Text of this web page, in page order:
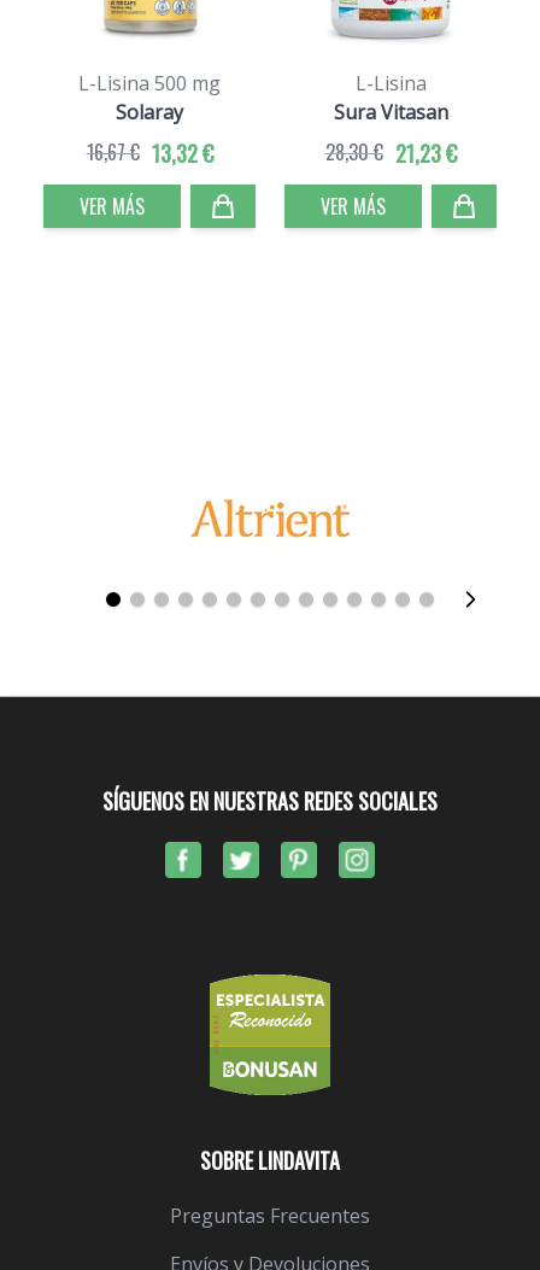
L-Lisina 500 mg
Solaray
13,32 €
16,67 €
VER MÁS
L-Lisina
Sura Vitasan
21,23 €
28,30 €
VER MÁS
SOBRE LINDAVITA
Preguntas Frecuentes
Envíos y Devoluciones
SÍGUENOS EN NUESTRAS REDES SOCIALES